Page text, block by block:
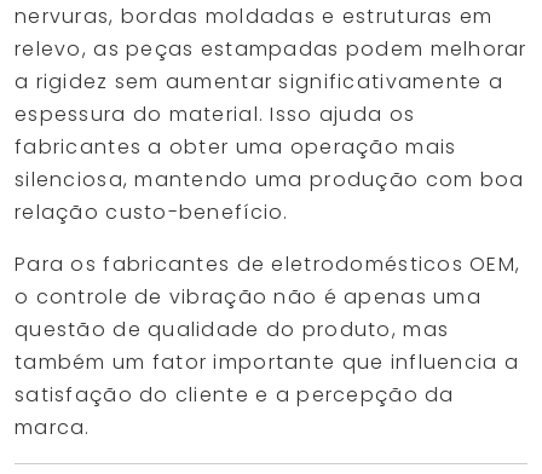
nervuras, bordas moldadas e estruturas em
relevo, as peças estampadas podem melhorar
a rigidez sem aumentar significativamente a
espessura do material. Isso ajuda os
fabricantes a obter uma operação mais
silenciosa, mantendo uma produção com boa
relação custo-benefício.
Para os fabricantes de eletrodomésticos OEM,
o controle de vibração não é apenas uma
questão de qualidade do produto, mas
também um fator importante que influencia a
satisfação do cliente e a percepção da
marca.